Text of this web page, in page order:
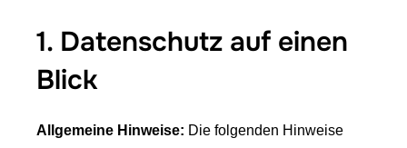
1. Datenschutz auf einen
Blick
Allgemeine Hinweise: Die folgenden Hinweise